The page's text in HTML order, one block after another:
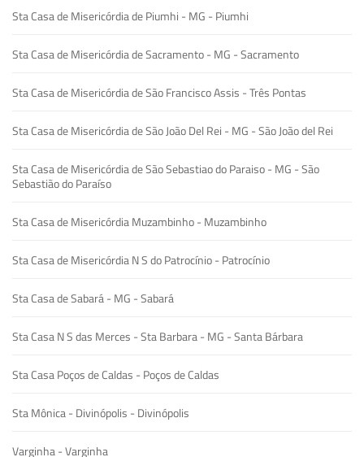
Sta Casa de Misericórdia de Piumhi - MG - Piumhi
Sta Casa de Misericórdia de Sacramento - MG - Sacramento
Sta Casa de Misericórdia de São Francisco Assis - Três Pontas
Sta Casa de Misericórdia de São João Del Rei - MG - São João del Rei
Sta Casa de Misericórdia de São Sebastiao do Paraiso - MG - São
Sebastião do Paraíso
Sta Casa de Misericórdia Muzambinho - Muzambinho
Sta Casa de Misericórdia N S do Patrocínio - Patrocínio
Sta Casa de Sabará - MG - Sabará
Sta Casa N S das Merces - Sta Barbara - MG - Santa Bárbara
Sta Casa Poços de Caldas - Poços de Caldas
Sta Mônica - Divinópolis - Divinópolis
Varginha - Varginha